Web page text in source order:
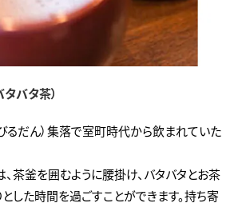
バタ茶）
るだん）集落で室町時代から飲まれていた
茶釜を囲むように腰掛け、バタバタとお茶
した時間を過ごすことができます。持ち寄